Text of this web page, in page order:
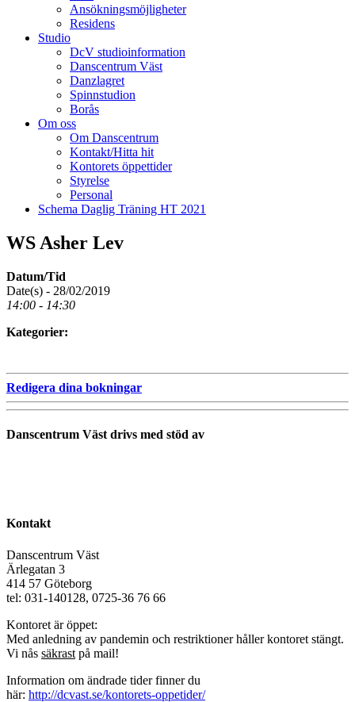
Ansökningsmöjligheter
Residens
Studio
DcV studioinformation
Danscentrum Väst
Danzlagret
Spinnstudion
Borås
Om oss
Om Danscentrum
Kontakt/Hitta hit
Kontorets öppettider
Styrelse
Personal
Schema Daglig Träning HT 2021
WS Asher Lev
Datum/Tid
Date(s) - 28/02/2019
14:00 - 14:30
Kategorier:
Redigera dina bokningar
Danscentrum Väst drivs med stöd av
Kontakt
Danscentrum Väst
Ärlegatan 3
414 57 Göteborg
tel: 031-140128, 0725-36 76 66
Kontoret är öppet:
Med anledning av pandemin och restriktioner håller kontoret stängt.
Vi nås säkrast på mail!
Information om ändrade tider finner du
här: http://dcvast.se/kontorets-oppetider/